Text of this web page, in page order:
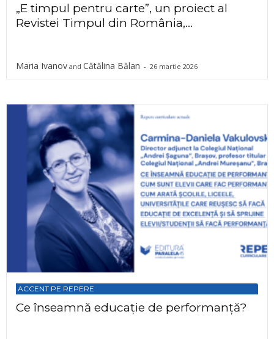
„E timpul pentru carte”, un proiect al
Revistei Timpul din România,...
Maria Ivanov and Cătălina Bălan - 26 martie 2026
ACCENT PE REPERE
Ce înseamnă educație de performanță?